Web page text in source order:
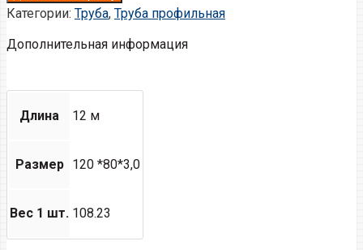
Категории: Труба, Труба профильная
Дополнительная информация
Длина 12 м
Размер 120 *80*3,0
Вес 1 шт. 108.23